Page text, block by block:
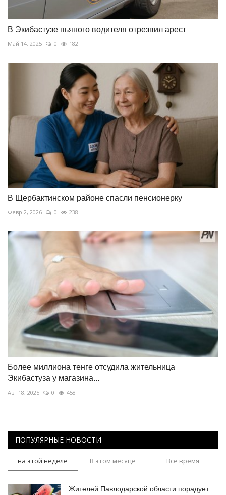
В Экибастузе пьяного водителя отрезвил арест
Май 14, 2025 0 182
В Щербактинском районе спасли пенсионерку
Февр 2, 2026 0 238
Более миллиона тенге отсудила жительница
Экибастуза у магазина...
Авг 18, 2025 0 458
ПОПУЛЯРНЫЕ НОВОСТИ
на этой неделе В этом месяце Все время
Жителей Павлодарской области порадует